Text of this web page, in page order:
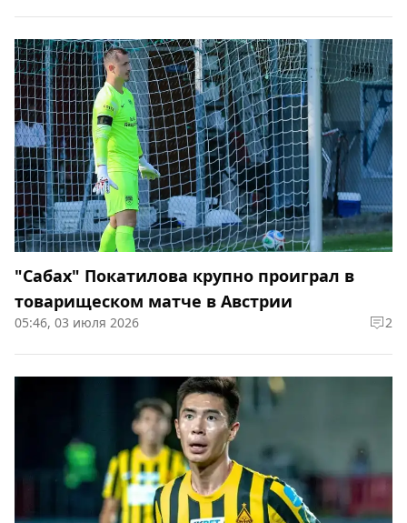
"Сабах" Покатилова крупно проиграл в
товарищеском матче в Австрии
05:46, 03 июля 2026 2